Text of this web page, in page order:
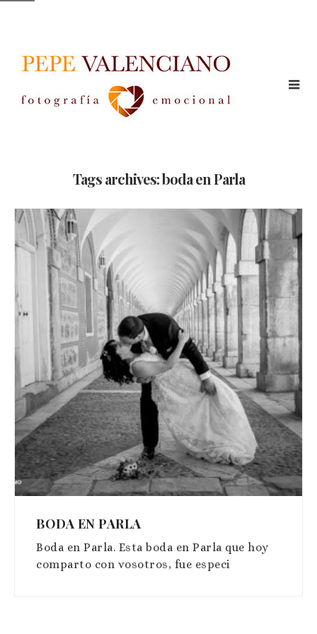
Tags archives: boda en Parla
BODA EN PARLA
Boda en Parla. Esta boda en Parla que hoy
comparto con vosotros, fue especi